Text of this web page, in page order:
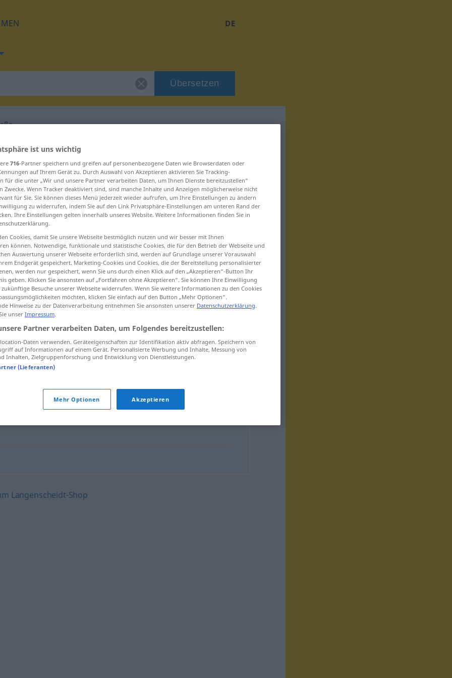
DE
Übersetzen
für "Zufahrtsstraße"
>
Zufahrtsstraße
ist uns wichtig
716-Partner speichern und greifen auf personenbezogene Daten wie Browserdaten oder
auf Ihrem Gerät zu. Durch Auswahl von Akzeptieren aktivieren Sie Tracking-
für die unter „Wir und unsere Partner verarbeiten Daten, um Ihnen Dienste bereitzustellen“
Zwecke. Wenn Tracker deaktiviert sind, sind manche Inhalte und Anzeigen möglicherweise nicht
für Sie. Sie können dieses Menü jederzeit wieder aufrufen, um Ihre Einstellungen zu ändern
zu widerrufen, indem Sie auf den Link Privatsphäre-Einstellungen am unteren Rand der
Ihre Einstellungen gelten innerhalb unseres Website. Weitere Informationen finden Sie in
Cookies, damit Sie unsere Webseite bestmöglich nutzen und wir besser mit Ihnen
können. Notwendige, funktionale und statistische Cookies, die für den Betrieb der Webseite und
Auswertung unserer Webseite erforderlich sind, werden auf Grundlage unserer Vorauswahl
Endgerät gespeichert. Marketing-Cookies und Cookies, die der Bereitstellung personalisierter
werden nur gespeichert, wenn Sie uns durch einen Klick auf den „Akzeptieren“-Button Ihr
geben. Klicken Sie ansonsten auf „Fortfahren ohne Akzeptieren“. Sie können Ihre Einwilligung
Besuche unserer Webseite widerrufen. Wenn Sie weitere Informationen zu den Cookies
möchten, klicken Sie einfach auf den Button „Mehr Optionen“.
Hinweise zu der Datenverarbeitung entnehmen Sie ansonsten unserer Datenschutzerklärung.
unser Impressum.
Partner verarbeiten Daten, um Folgendes bereitzustellen:
Daten verwenden. Geräteeigenschaften zur Identifikation aktiv abfragen. Speichern von
auf Informationen auf einem Gerät. Personalisierte Werbung und Inhalte, Messung von
Inhalten, Zielgruppenforschung und Entwicklung von Dienstleistungen.
(Lieferanten)
Mehr Optionen Akzeptieren